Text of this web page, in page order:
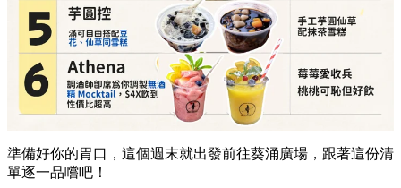
準備好你的胃口，這個週末就出發前往葵涌廣場，跟著這份清
單逐一品嚐吧！